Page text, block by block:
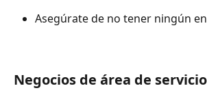
Asegúrate de no tener ningún
Negocios de área de servicio